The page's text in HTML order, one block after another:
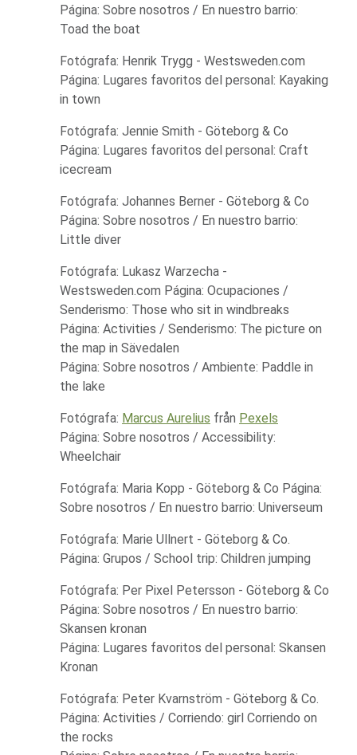
Página: Sobre nosotros / En nuestro barrio:
Toad the boat
Fotógrafa: Henrik Trygg - Westsweden.com
Página: Lugares favoritos del personal: Kayaking
in town
Fotógrafa: Jennie Smith - Göteborg & Co
Página: Lugares favoritos del personal: Craft
icecream
Fotógrafa: Johannes Berner - Göteborg & Co
Página: Sobre nosotros / En nuestro barrio:
Little diver
Fotógrafa: Lukasz Warzecha -
Westsweden.com Página: Ocupaciones /
Senderismo: Those who sit in windbreaks
Página: Activities / Senderismo: The picture on
the map in Sävedalen
Página: Sobre nosotros / Ambiente: Paddle in
the lake
Fotógrafa: Marcus Aurelius från Pexels
Página: Sobre nosotros / Accessibility:
Wheelchair
Fotógrafa: Maria Kopp - Göteborg & Co Página:
Sobre nosotros / En nuestro barrio: Universeum
Fotógrafa: Marie Ullnert - Göteborg & Co.
Página: Grupos / School trip: Children jumping
Fotógrafa: Per Pixel Petersson - Göteborg & Co
Página: Sobre nosotros / En nuestro barrio:
Skansen kronan
Página: Lugares favoritos del personal: Skansen
Kronan
Fotógrafa: Peter Kvarnström - Göteborg & Co.
Página: Activities / Corriendo: girl Corriendo on
the rocks